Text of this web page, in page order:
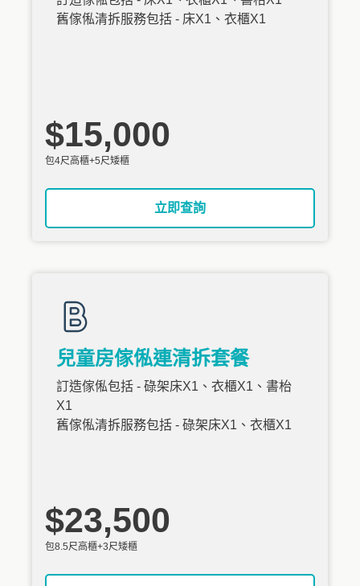
舊傢俬清拆服務包括 - 床X1、衣櫃X1
$15,000
包4尺高櫃+5尺矮櫃
立即查詢
兒童房傢俬連清拆套餐
訂造傢俬包括 - 碌架床X1、衣櫃X1、書枱
X1
舊傢俬清拆服務包括 - 碌架床X1、衣櫃X1
$23,500
包8.5尺高櫃+3尺矮櫃